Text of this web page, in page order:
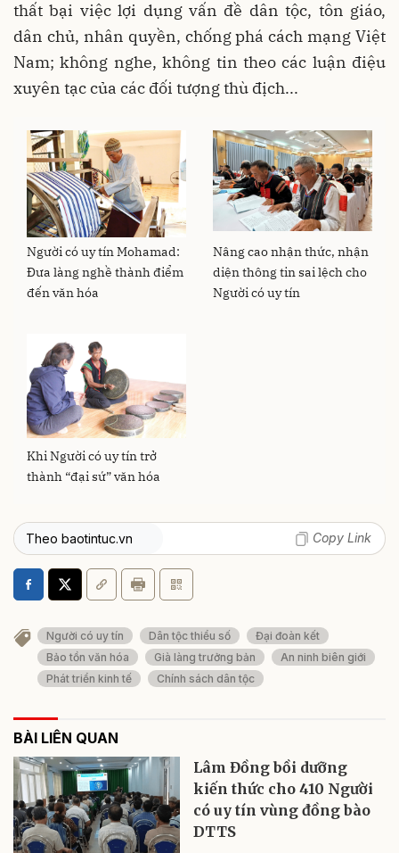
thất bại việc lợi dụng vấn đề dân tộc, tôn giáo,
dân chủ, nhân quyền, chống phá cách mạng Việt
Nam; không nghe, không tin theo các luận điệu
xuyên tạc của các đối tượng thù địch...
Người có uy tín Mohamad:
Đưa làng nghề thành điểm
đến văn hóa
Nâng cao nhận thức, nhận
diện thông tin sai lệch cho
Người có uy tín
Khi Người có uy tín trở
thành “đại sứ” văn hóa
Theo baotintuc.vn Copy Link
Người có uy tín Dân tộc thiểu số
Đại đoàn kết
Bảo tồn văn hóa
Già làng trưởng bản
An ninh biên giới
Phát triển kinh tế
Chính sách dân tộc
BÀI LIÊN QUAN
Lâm Đồng bồi dưỡng
kiến thức cho 410 Người
có uy tín vùng đồng bào
DTTS